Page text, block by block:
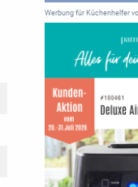
Werbung für Küchenhelfer